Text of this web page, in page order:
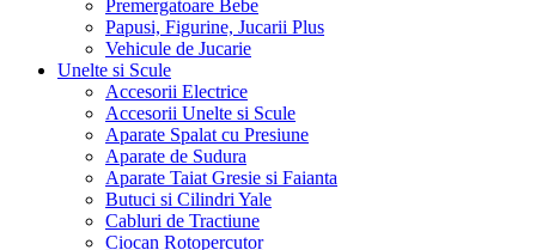
Premergatoare Bebe
Papusi, Figurine, Jucarii Plus
Vehicule de Jucarie
Unelte si Scule
Accesorii Electrice
Accesorii Unelte si Scule
Aparate Spalat cu Presiune
Aparate de Sudura
Aparate Taiat Gresie si Faianta
Butuci si Cilindri Yale
Cabluri de Tractiune
Ciocan Rotopercutor